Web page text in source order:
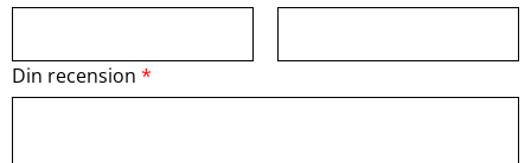
Din recension *